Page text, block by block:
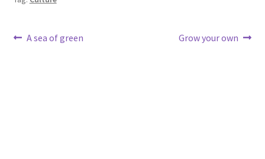
Post
Previous
A sea of green
Next
Grow your own